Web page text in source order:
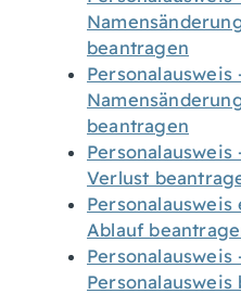
beantragen
beantragen
Verlust
Ablauf
Personalausweis